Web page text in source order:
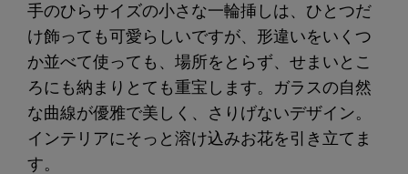
手のひらサイズの小さな一輪挿しは、ひとつだ
け飾っても可愛らしいですが、形違いをいくつ
か並べて使っても、場所をとらず、せまいとこ
ろにも納まりとても重宝します。ガラスの自然
な曲線が優雅で美しく、さりげないデザイン。
インテリアにそっと溶け込みお花を引き立てま
す。